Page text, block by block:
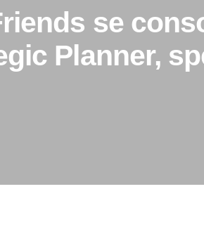
se
Planner,